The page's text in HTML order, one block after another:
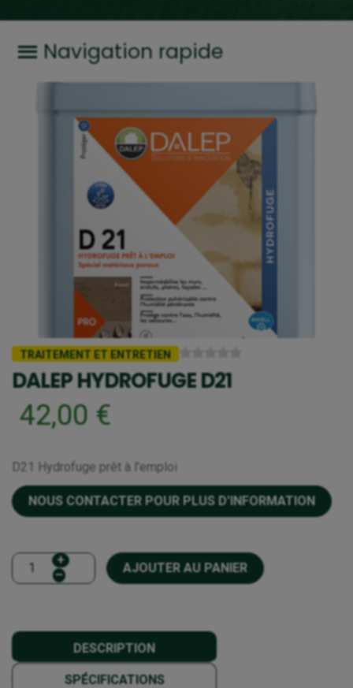
TRAITEMENT ET ENTRETIEN
DALEP HYDROFUGE D21
42,00 €
D21 Hydrofuge prêt à l'emploi
NOUS CONTACTER POUR PLUS D'INFORMATION
+
–
AJOUTER AU PANIER
DESCRIPTION
SPÉCIFICATIONS